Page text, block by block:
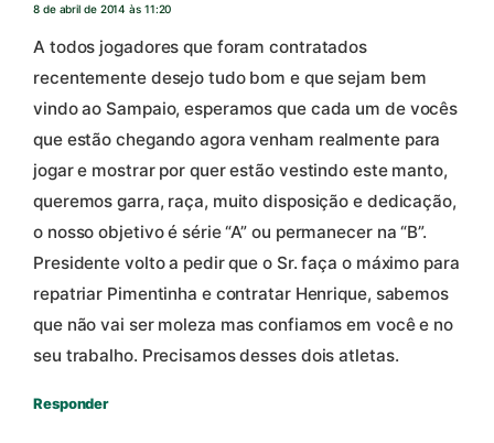
8 de abril de 2014 às 11:20
A todos jogadores que foram contratados
recentemente desejo tudo bom e que sejam bem
vindo ao Sampaio, esperamos que cada um de vocês
que estão chegando agora venham realmente para
jogar e mostrar por quer estão vestindo este manto,
queremos garra, raça, muito disposição e dedicação,
o nosso objetivo é série “A” ou permanecer na “B”.
Presidente volto a pedir que o Sr. faça o máximo para
repatriar Pimentinha e contratar Henrique, sabemos
que não vai ser moleza mas confiamos em você e no
seu trabalho. Precisamos desses dois atletas.
Responder